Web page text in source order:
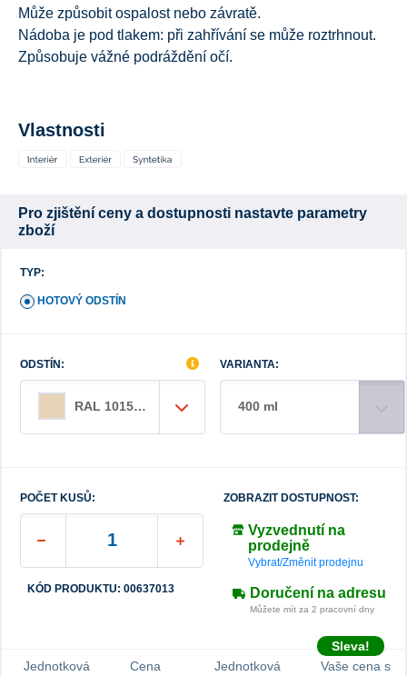
Může způsobit ospalost nebo závratě.
Nádoba je pod tlakem: při zahřívání se může roztrhnout.
Způsobuje vážné podráždění očí.
Vlastnosti
Pro zjištění ceny a dostupnosti nastavte parametry
zboží
TYP:
HOTOVÝ ODSTÍN
ODSTÍN:
RAL 1015 slonová kost světlá
VARIANTA:
400 ml
POČET KUSŮ:
KÓD PRODUKTU: 00637013
ZOBRAZIT DOSTUPNOST:
Vyzvednutí na
prodejně
Vybrat/Změnit prodejnu
Doručení na adresu
Můžete mít za 2 pracovní dny
Jednotková
Cena
Jednotková
Sleva!
Vaše cena s